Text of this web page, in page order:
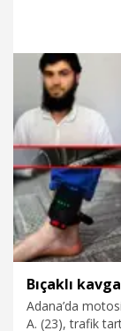
ağabey’ dediğini
zaman
yaraladığımı
5.05.2026
Adana’da
A. (23), trafik